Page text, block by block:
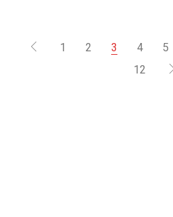
1 2 3 4 5
12